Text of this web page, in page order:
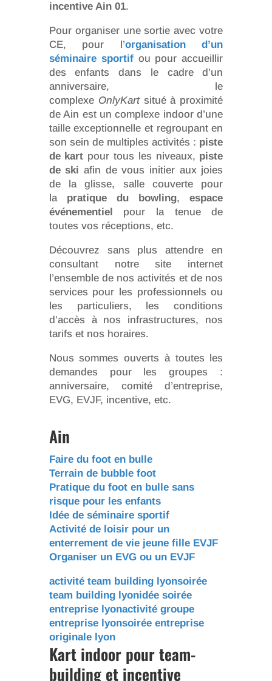
incentive Ain 01.
Pour organiser une sortie avec votre
CE, pour l’organisation d’un
séminaire sportifou pour accueillir
des enfants dans le cadre d’un
anniversaire, le
complexe OnlyKartsitué à proximité
de Ain est un complexe indoor d’une
taille exceptionnelle et regroupant en
son sein de multiples activités : piste
de kart pour tous les niveaux, piste
de ski afin de vous initier aux joies
de la glisse, salle couverte pour
la pratique du bowling,espace
événementiel
pour la tenue de
toutes vos réceptions, etc.
Découvrez sans plus attendre en
consultant notre site internet
l’ensemble de nos activités et de nos
services pour les professionnels ou
les particuliers, les conditions
d’accès à nos infrastructures, nos
tarifs et nos horaires.
Nous sommes ouverts à toutes les
demandes pour les groupes :
anniversaire, comité d’entreprise,
EVG, EVJF, incentive, etc.
Ain
Faire du foot en bulle
Terrain de bubble foot
Pratique du foot en bulle sans
risque pour les enfants
Idée de séminaire sportif
Activité de loisir pour un
enterrement de vie jeune fille EVJF
Organiser un EVG ou un EVJF
activité team building lyonsoirée
team building lyonidée soirée
entreprise lyonactivité groupe
entreprise lyonsoirée entreprise
originale lyon
Kart indoor pour team-
building et incentive